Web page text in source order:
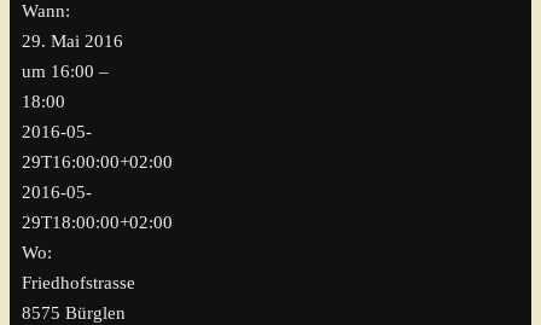
Wann:
29. Mai 2016
um 16:00 –
18:00
2016-05-
29T16:00:00+02:00
2016-05-
29T18:00:00+02:00
Wo:
Friedhofstrasse
8575 Bürglen